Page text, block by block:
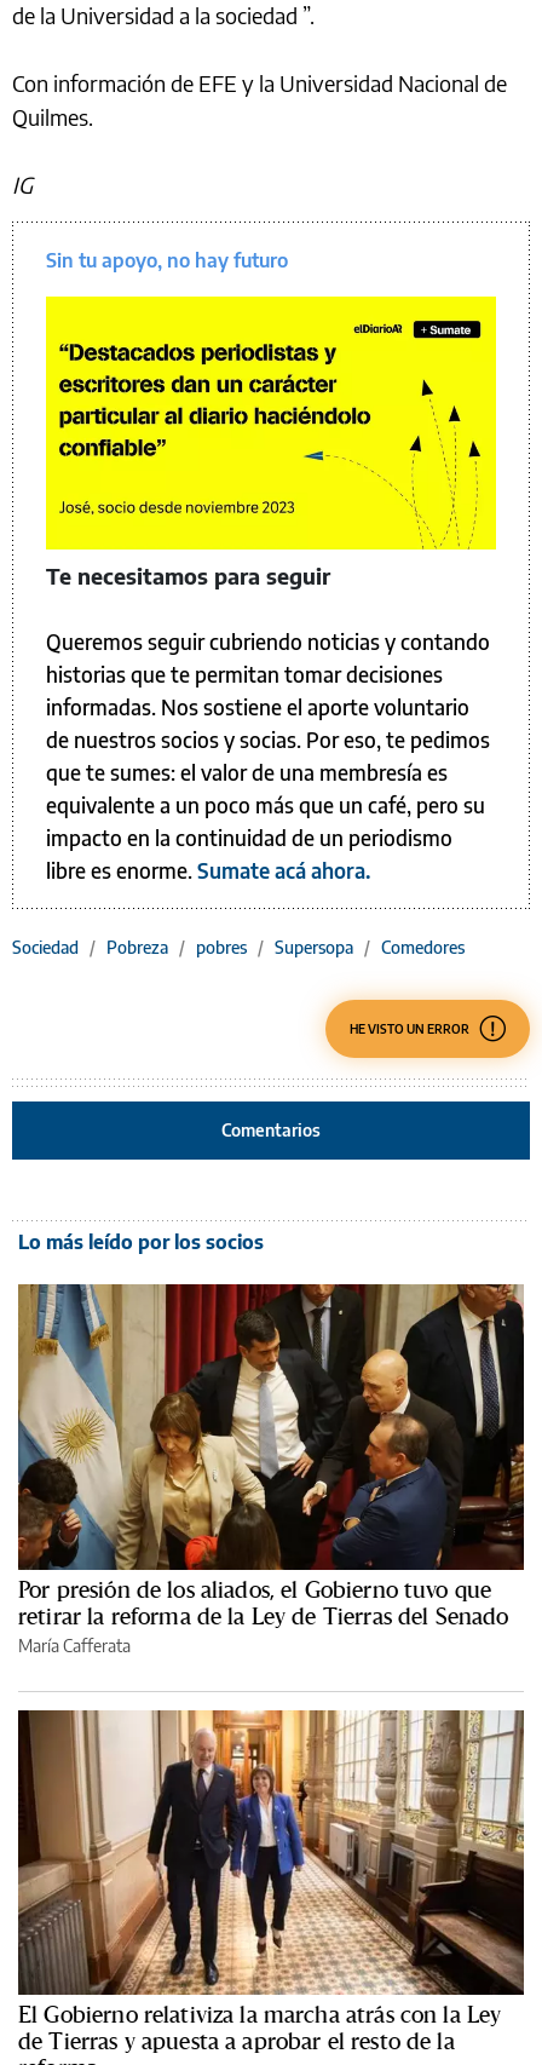
de la Universidad a la sociedad ”.
Con información de EFE y la Universidad Nacional de
Quilmes.
IG
Sin tu apoyo, no hay futuro
Te necesitamos para seguir
Queremos seguir cubriendo noticias y contando
historias que te permitan tomar decisiones
informadas. Nos sostiene el aporte voluntario
de nuestros socios y socias. Por eso, te pedimos
que te sumes: el valor de una membresía es
equivalente a un poco más que un café, pero su
impacto en la continuidad de un periodismo
libre es enorme.Sumate acá ahora.
Sociedad / Pobreza / pobres / Supersopa / Comedores
HE VISTO UN ERROR
Comentarios
Lo más leído por los socios
Por presión de los aliados, el Gobierno tuvo que
retirar la reforma de la Ley de Tierras del Senado
María Cafferata
El Gobierno relativiza la marcha atrás con la Ley
de Tierras y apuesta a aprobar el resto de la